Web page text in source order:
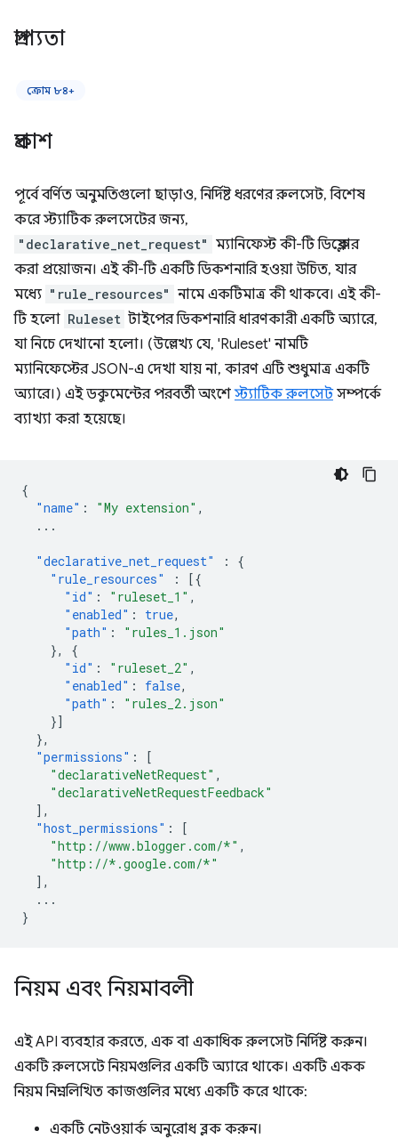
প্রাপ্যতা
ক্রোম ৮৪+
প্রকাশ
পূর্বে বর্ণিত অনুমতিগুলো ছাড়াও, নির্দিষ্ট ধরণের রুলসেট, বিশেষ
করে স্ট্যাটিক রুলসেটের জন্য,
"declarative_net_request" ম্যানিফেস্ট কী-টি ডিক্লেয়ার
করা প্রয়োজন। এই কী-টি একটি ডিকশনারি হওয়া উচিত, যার
মধ্যে "rule_resources" নামে একটিমাত্র কী থাকবে। এই কী-
টি হলো Ruleset টাইপের ডিকশনারি ধারণকারী একটি অ্যারে,
যা নিচে দেখানো হলো। (উল্লেখ্য যে, 'Ruleset' নামটি
ম্যানিফেস্টের JSON-এ দেখা যায় না, কারণ এটি শুধুমাত্র একটি
অ্যারে।) এই ডকুমেন্টের পরবর্তী অংশেস্ট্যাটিক রুলসেটসম্পর্কে
ব্যাখ্যা করা হয়েছে।
{
"name" : "My extension" ,
...
"declarative_net_request" :
{
"rule_resources"
:
[{
"id" : "ruleset_1" ,
"enabled" : true,
"path" :
"rules_1.json"
},
{
"id" : "ruleset_2" ,
"enabled" : false,
"path" :
"rules_2.json"
}]
},
"permissions" :
[
"declarativeNetRequest" ,
"declarativeNetRequestFeedback"
],
"host_permissions" :
[
"http://www.blogger.com/*" ,
"http://*.google.com/*"
],
...
}
নিয়ম এবং নিয়মাবলী
এই API ব্যবহার করতে, এক বা একাধিক রুলসেট নির্দিষ্ট করুন।
একটি রুলসেটে নিয়মগুলির একটি অ্যারে থাকে। একটি একক
নিয়ম নিম্নলিখিত কাজগুলির মধ্যে একটি করে থাকে:
একটি নেটওয়ার্ক অনুরোধ ব্লক করুন।